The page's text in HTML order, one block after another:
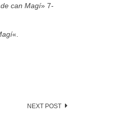
de can Magí» 7-
«.
NEXT POST